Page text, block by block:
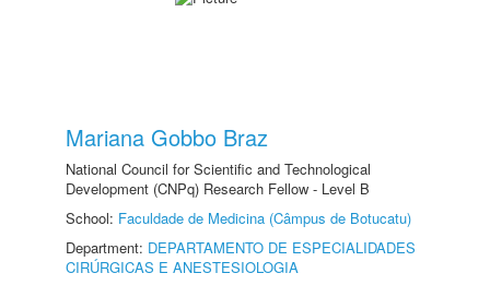
Mariana Gobbo Braz
National Council for Scientific and Technological
Development (CNPq) Research Fellow - Level B
School: Faculdade de Medicina (Câmpus de Botucatu)
Department: DEPARTAMENTO DE ESPECIALIDADES
CIRÚRGICAS E ANESTESIOLOGIA